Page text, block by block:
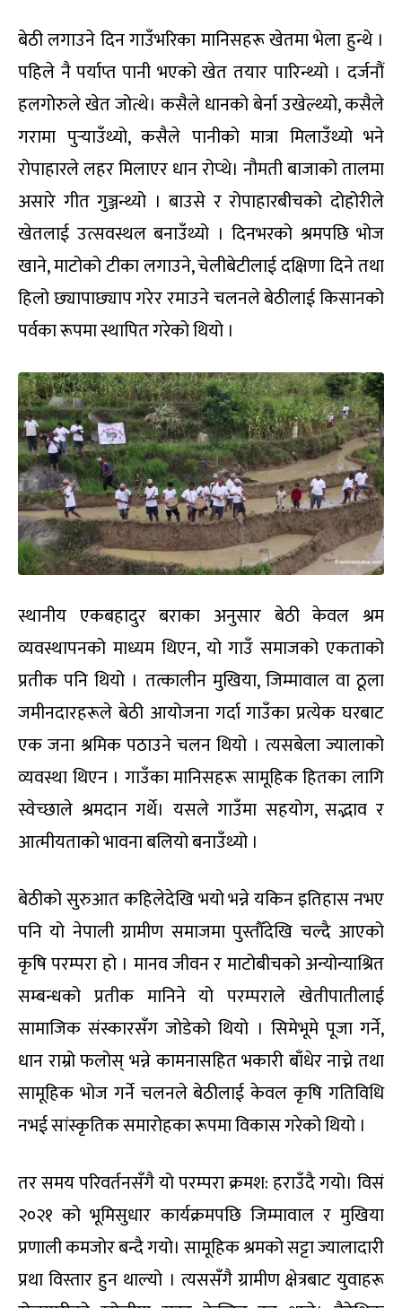
बेठी लगाउने दिन गाउँभरिका मानिसहरू खेतमा भेला हुन्थे ।
पहिले नै पर्याप्त पानी भएको खेत तयार पारिन्थ्यो । दर्जनौं
हलगोरुले खेत जोत्थे। कसैले धानको बेर्ना उखेल्थ्यो, कसैले
गरामा पुर्‍याउँथ्यो, कसैले पानीको मात्रा मिलाउँथ्यो भने
रोपाहारले लहर मिलाएर धान रोप्थे। नौमती बाजाको तालमा
असारे गीत गुञ्जन्थ्यो । बाउसे र रोपाहारबीचको दोहोरीले
खेतलाई उत्सवस्थल बनाउँथ्यो । दिनभरको श्रमपछि भोज
खाने, माटोको टीका लगाउने, चेलीबेटीलाई दक्षिणा दिने तथा
हिलो छ्यापाछ्याप गरेर रमाउने चलनले बेठीलाई किसानको
पर्वका रूपमा स्थापित गरेको थियो ।
स्थानीय एकबहादुर बराका अनुसार बेठी केवल श्रम
व्यवस्थापनको माध्यम थिएन, यो गाउँ समाजको एकताको
प्रतीक पनि थियो । तत्कालीन मुखिया, जिम्मावाल वा ठूला
जमीनदारहरूले बेठी आयोजना गर्दा गाउँका प्रत्येक घरबाट
एक जना श्रमिक पठाउने चलन थियो । त्यसबेला ज्यालाको
व्यवस्था थिएन । गाउँका मानिसहरू सामूहिक हितका लागि
स्वेच्छाले श्रमदान गर्थे। यसले गाउँमा सहयोग, सद्भाव र
आत्मीयताको भावना बलियो बनाउँथ्यो ।
बेठीको सुरुआत कहिलेदेखि भयो भन्ने यकिन इतिहास नभए
पनि यो नेपाली ग्रामीण समाजमा पुस्तौँदेखि चल्दै आएको
कृषि परम्परा हो । मानव जीवन र माटोबीचको अन्योन्याश्रित
सम्बन्धको प्रतीक मानिने यो परम्पराले खेतीपातीलाई
सामाजिक संस्कारसँग जोडेको थियो । सिमेभूमे पूजा गर्ने,
धान राम्रो फलोस् भन्ने कामनासहित भकारी बाँधेर नाच्ने तथा
सामूहिक भोज गर्ने चलनले बेठीलाई केवल कृषि गतिविधि
नभई सांस्कृतिक समारोहका रूपमा विकास गरेको थियो ।
तर समय परिवर्तनसँगै यो परम्परा क्रमश: हराउँदै गयो। विसं
२०२१ को भूमिसुधार कार्यक्रमपछि जिम्मावाल र मुखिया
प्रणाली कमजोर बन्दै गयो। सामूहिक श्रमको सट्टा ज्यालादारी
प्रथा विस्तार हुन थाल्यो । त्यससँगै ग्रामीण क्षेत्रबाट युवाहरू